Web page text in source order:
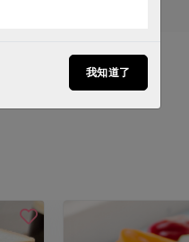
我知道了